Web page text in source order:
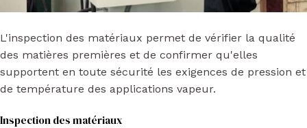
L'inspection des matériaux permet de vérifier la qualité
des matières premières et de confirmer qu'elles
supportent en toute sécurité les exigences de pression et
de température des applications vapeur.
Inspection des matériaux